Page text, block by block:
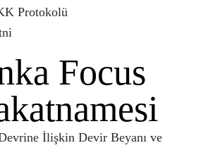
Protokolü
Focus
İlişkin Devir Beyanı ve